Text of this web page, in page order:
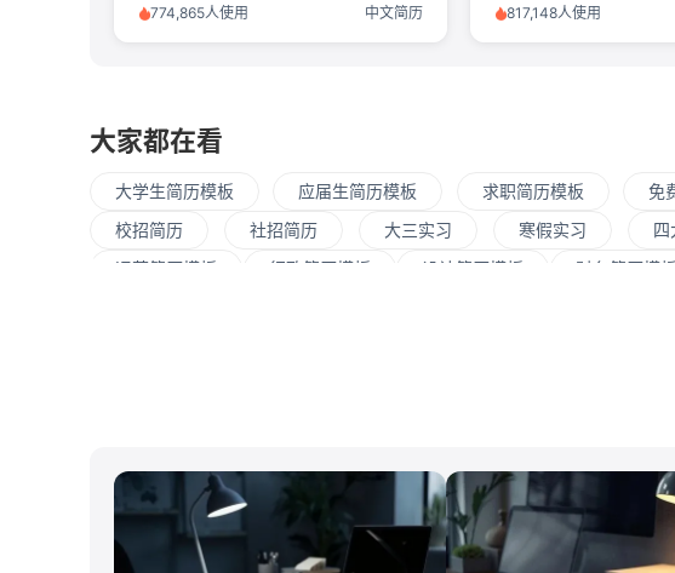
774,865人使用 中文简历 817,148人使用
大家都在看
大学生简历模板 应届生简历模板 求职简历模板 免
校招简历
社招简历 大三实习 寒假实习 四
运营简历模板
行政简历模板 设计简历模板 财务简历模板
经济学
市场营销 会